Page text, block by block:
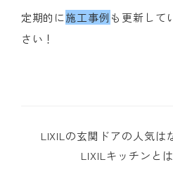
定期的に施工事例 も更新して
さい！
LIXILの玄関ドアの人気は
LIXILキッチンと